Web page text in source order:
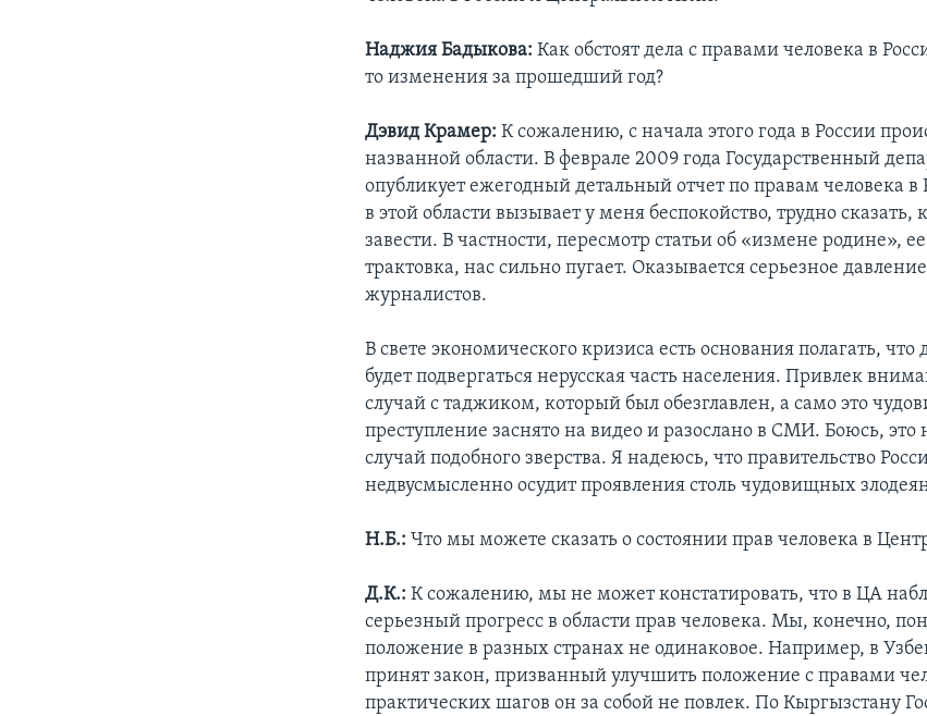
Наджия Бадыкова:Как обстоят дела с правами человека в
то изменения за прошедший год?
Дэвид Крамер: К сожалению, с начала этого года в России
названной области. В феврале 2009 года Государственный
опубликует ежегодный детальный отчет по правам человека
в этой области вызывает у меня беспокойство, трудно сказать,
завести. В частности, пересмотр статьи об «измене родине»,
трактовка, нас сильно пугает. Оказывается серьезное
журналистов.
В свете экономического кризиса есть основания полагать,
будет подвергаться нерусская часть населения. Привлек
случай с таджиком, который был обезглавлен, а само это
преступление заснято на видео и разослано в СМИ. Боюсь, это
случай подобного зверства. Я надеюсь, что правительство
недвусмысленно осудит проявления столь чудовищных
Н.Б.: Что мы можете сказать о состоянии прав человека в
Д.К.: К сожалению, мы не может констатировать, что в ЦА
серьезный прогресс в области прав человека. Мы, конечно,
положение в разных странах не одинаковое. Например, в
принят закон, призванный улучшить положение с правами
практических шагов он за собой не повлек. По Кыргызстану